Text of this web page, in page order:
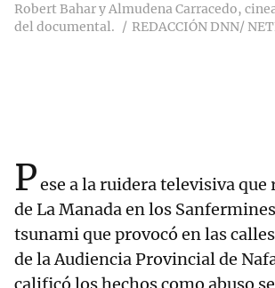
Robert Bahar y Almudena Carracedo,
del documental.
REDACCIÓN DNN/
Pese a la ruidera televisiva que
de La Manada en los
tsunami que provocó en las
de la Audiencia Provincial de